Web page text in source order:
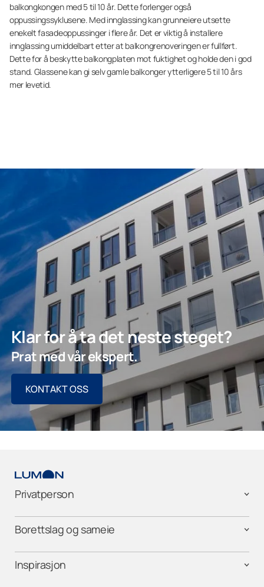
balkongkongen med 5 til 10 år. Dette forlenger også
oppussingssyklusene. Med innglassing kan grunneiere utsette
enekelt fasadeoppussinger i flere år. Det er viktig å installere
innglassing umiddelbart etter at balkongrenoveringen er fullført.
Dette for å beskytte balkongplaten mot fuktighet og holde den i god
stand. Glassene kan gi selv gamle balkonger ytterligere 5 til 10 års
mer levetid.
Klar for å ta det neste steget?
Prat med vår ekspert.
KONTAKT OSS
Privatperson
Borettslag og sameie
Inspirasjon